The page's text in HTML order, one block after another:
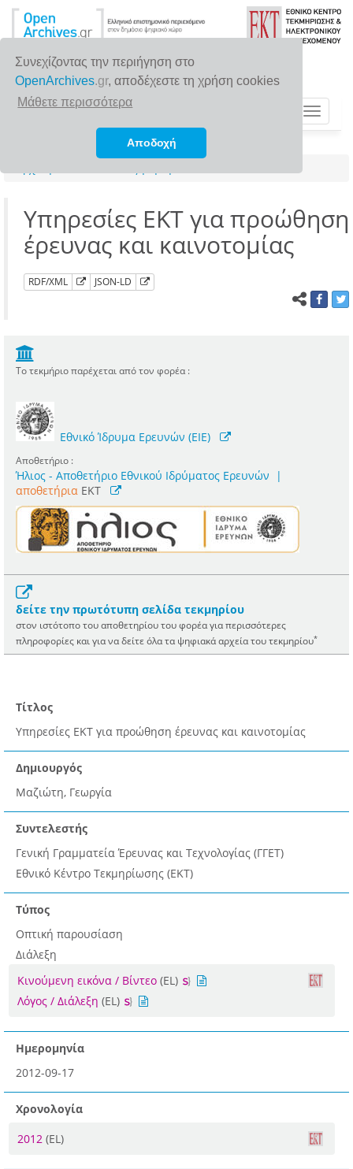
Συνεχίζοντας την περιήγηση στο
OpenArchives.gr, αποδέχεστε τη χρήση cookies
Μάθετε περισσότερα
Αποδοχή
Toggle
Υπηρεσίες EKT για προώθηση
έρευνας και καινοτομίας
RDF/XML JSON-LD
Το τεκμήριο παρέχεται από τον φορέα :
Εθνικό Ίδρυμα Ερευνών (ΕΙΕ)
Αποθετήριο :
Ήλιος - Αποθετήριο Εθνικού Ιδρύματος Ερευνών
|
αποθετήρια EKT
δείτε την πρωτότυπη σελίδα τεκμηρίου
στον ιστότοπο του αποθετηρίου του φορέα για περισσότερες
πληροφορίες και για να δείτε όλα τα ψηφιακά αρχεία του τεκμηρίου*
Τίτλος
Υπηρεσίες EKT για προώθηση έρευνας και καινοτομίας
Δημιουργός
Μαζιώτη, Γεωργία
Συντελεστής
Γενική Γραμματεία Έρευνας και Τεχνολογίας (ΓΓΕΤ)
Εθνικό Κέντρο Τεκμηρίωσης (ΕΚΤ)
Τύπος
Οπτική παρουσίαση
Διάλεξη
Κινούμενη εικόνα / Βίντεο (EL)
Λόγος / Διάλεξη (EL)
Ημερομηνία
2012-09-17
Χρονολογία
2012 (EL)